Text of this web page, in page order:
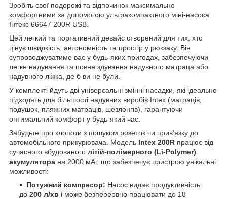
Зробіть свої подорожі та відпочинок максимально
комфортними за допомогою ультракомпактного міні-насоса
Інтекс 66647 200R USB.
Цей легкий та портативний девайс створений для тих, хто
цінує швидкість, автономність та простір у рюкзаку. Він
супроводжуватиме вас у будь-яких пригодах, забезпечуючи
легке надування та повне здування надувного матраца або
надувного ліжка, де б ви не були.
У комплекті йдуть дві універсальні змінні насадки, які ідеально
підходять для більшості надувних виробів Intex (матраців,
подушок, пляжних матраців, шезлонгів), гарантуючи
оптимальний комфорт у будь-який час.
Забудьте про клопоти з пошуком розеток чи прив'язку до
автомобільного прикурювача. Модель Intex 200R працює від
сучасного вбудованого літій-полімерного (Li-Polymer)
акумулятора на 2000 мАг, що забезпечує пристрою унікальні
можливості:
Потужний компресор: Насос видає продуктивність
до 200 л/хв і може безперервно працювати до 18